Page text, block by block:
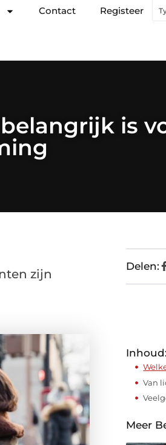
Contact Registeer
is
zijn
Delen:
Inhoud:
Van
Meer